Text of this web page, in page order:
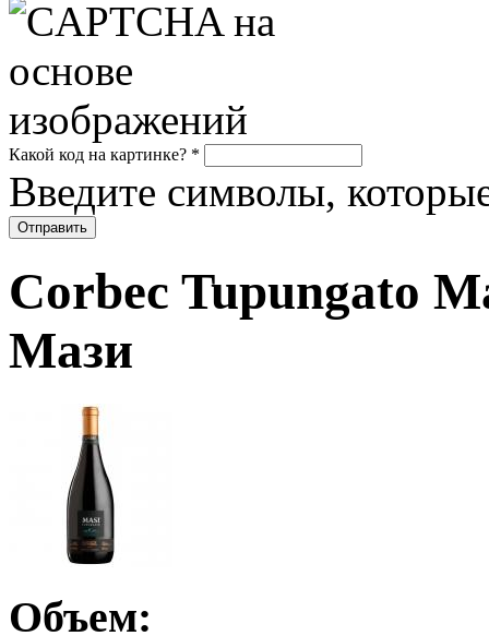
Какой код на картинке? *
Введите символы,
Corbec Tupungato
Мази
Объем: